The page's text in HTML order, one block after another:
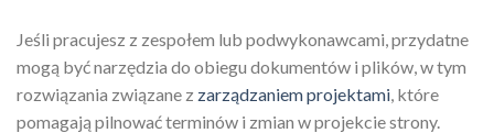
Jeśli pracujesz z zespołem lub podwykonawcami, przydatne
mogą być narzędzia do obiegu dokumentów i plików, w tym
rozwiązania związane z zarządzaniem projektami , które
pomagają pilnować terminów i zmian w projekcie strony.